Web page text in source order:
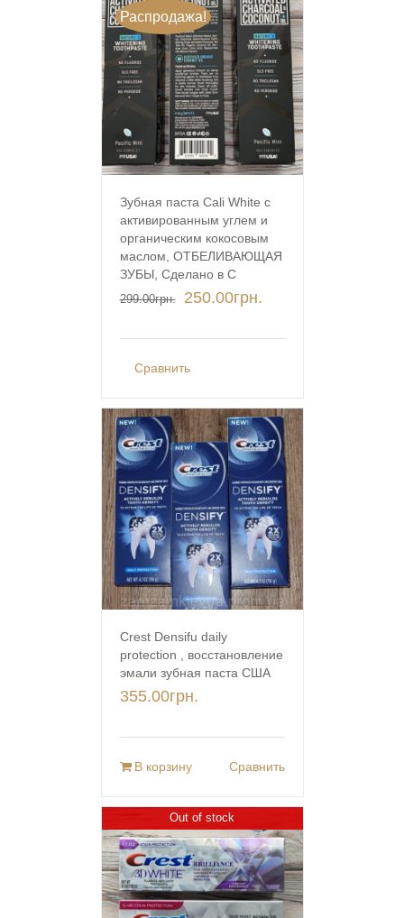
Распродажа!
Зубная паста Cali White с
активированным углем и
органическим кокосовым
маслом, ОТБЕЛИВАЮЩАЯ
ЗУБЫ, Сделано в С
299.00грн. 250.00грн.
Сравнить
Crest Densifu daily
protection , восстановление
эмали зубная паста США
355.00грн.
В корзину Сравнить
Out of stock